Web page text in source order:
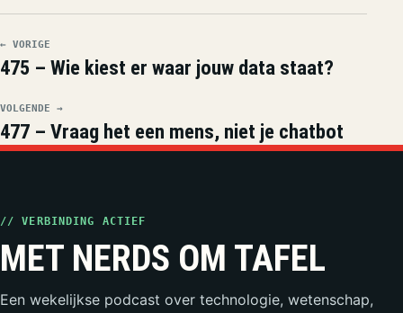
← VORIGE
475 – Wie kiest er waar jouw data staat?
VOLGENDE →
477 – Vraag het een mens, niet je chatbot
// VERBINDING ACTIEF
MET NERDS OM TAFEL
Een wekelijkse podcast over technologie, wetenschap,